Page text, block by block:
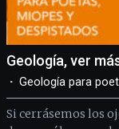
Geología, ver
Geología para
Si cerrásemos los